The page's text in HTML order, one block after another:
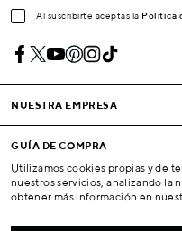
Al suscribirte aceptas la Política
NUESTRA EMPRESA
GUÍA DE COMPRA
CONDICIONES Y EMPRESA
SU CUENTA
Utilizamos cookies propias y de
nuestros servicios, analizando la
obtener más información en